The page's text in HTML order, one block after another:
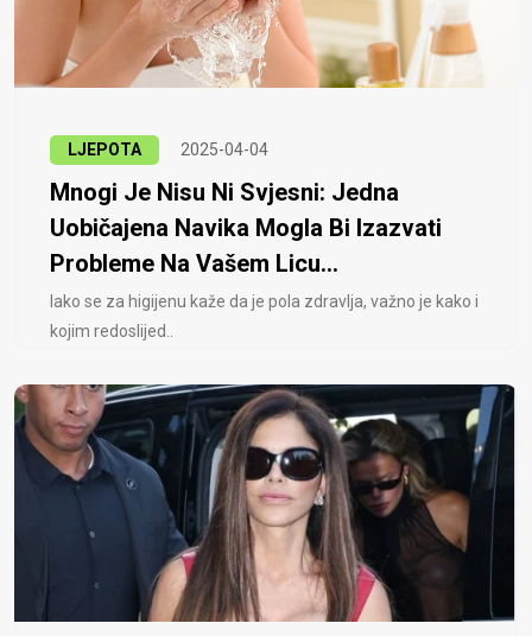
LJEPOTA 2025-04-04
Mnogi Je Nisu Ni Svjesni: Jedna
Uobičajena Navika Mogla Bi Izazvati
Probleme Na Vašem Licu...
Iako se za higijenu kaže da je pola zdravlja, važno je kako i
kojim redoslijed..